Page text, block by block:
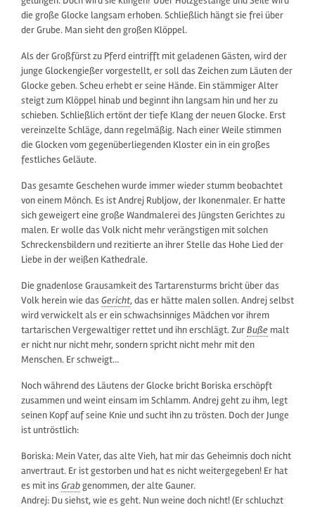
die große Glocke langsam erhoben. Schließlich hängt sie frei über
der Grube. Man sieht den großen Klöppel.
Als der Großfürst zu Pferd eintrifft mit geladenen Gästen, wird der
junge Glockengießer vorgestellt, er soll das Zeichen zum Läuten der
Glocke geben. Scheu erhebt er seine Hände. Ein stämmiger Alter
steigt zum Klöppel hinab und beginnt ihn langsam hin und her zu
schieben. Schließlich ertönt der tiefe Klang der neuen Glocke. Erst
vereinzelte Schläge, dann regelmäßig. Nach einer Weile stimmen
die Glocken vom gegenüberliegenden Kloster ein in ein großes
festliches Geläute.
Das gesamte Geschehen wurde immer wieder stumm beobachtet
von einem Mönch. Es ist Andrej Rubljow, der Ikonenmaler. Er hatte
sich geweigert eine große Wandmalerei des Jüngsten Gerichtes zu
malen. Er wolle das Volk nicht mehr verängstigen mit solchen
Schreckensbildern und rezitierte an ihrer Stelle das Hohe Lied der
Liebe in der weißen Kathedrale.
Die gnadenlose Grausamkeit des Tartarensturms bricht über das
Volk herein wie das Gericht, das er hätte malen sollen. Andrej selbst
wird verwickelt als er ein schwachsinniges Mädchen vor ihrem
tartarischen Vergewaltiger rettet und ihn erschlägt. ZurBuße malt
er nicht nur nicht mehr, sondern spricht nicht mehr mit den
Menschen. Er schweigt…
Noch während des Läutens der Glocke bricht Boriska erschöpft
zusammen und weint einsam im Schlamm. Andrej geht zu ihm, legt
seinen Kopf auf seine Knie und sucht ihn zu trösten. Doch der Junge
ist untröstlich:
Boriska: Mein Vater, das alte Vieh, hat mir das Geheimnis doch nicht
anvertraut. Er ist gestorben und hat es nicht weitergegeben! Er hat
es mit ins Grabgenommen, der alte Gauner.
Andrej: Du siehst, wie es geht. Nun weine doch nicht! (Er schluchzt